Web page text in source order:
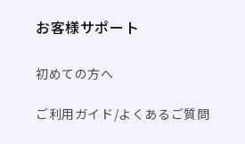
お客様サポート
初めての方へ
ご利用ガイド/よくあるご質問